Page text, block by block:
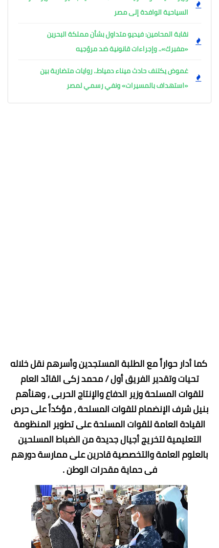
السياحية الوافدة إلى مصر
نقابة المحامين: فيديو متداول بشأن مملكة البحرين
«مفبرك».. وإجراءات قانونية ضد مروّجيه
غموض يكتنف حادث ميناء دمياط.. روايات متضاربة بين
«استهداف بالمسيرات» ونفي رسمي لمصر
كما أدار حواراً مع الطلبة المستجدين وأسرهم نقل خلاله
تحيات وتقدير الفريق أول / محمد زكى القائد العام
للقوات المسلحة وزير الدفاع والإنتاج الحربى ، وهنأهم
بنيل شرف الإنضمام للقوات المسلحة ، مؤكداً على حرص
القيادة العامة للقوات المسلحة على تطوير المنظومة
التعليمية لتخريج أجيال جديدة من الضباط المسلحين
بالعلوم العامة والتخصصية قادرين على ممارسة دورهم
فى حماية مقدرات الوطن .